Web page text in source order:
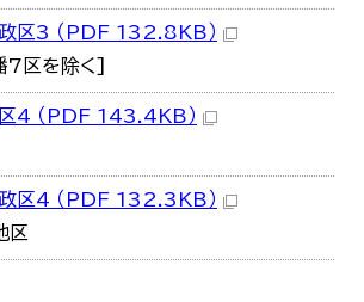
区3 （PDF 132.8KB）
7区を除く]
4 （PDF 143.4KB）
区4 （PDF 132.3KB）
区